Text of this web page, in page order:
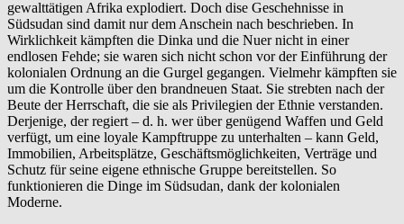
gewalttätigen Afrika explodiert. Doch dise Geschehnisse in
Südsudan sind damit nur dem Anschein nach beschrieben. In
Wirklichkeit kämpften die Dinka und die Nuer nicht in einer
endlosen Fehde; sie waren sich nicht schon vor der Einführung der
kolonialen Ordnung an die Gurgel gegangen. Vielmehr kämpften sie
um die Kontrolle über den brandneuen Staat. Sie strebten nach der
Beute der Herrschaft, die sie als Privilegien der Ethnie verstanden.
Derjenige, der regiert – d. h. wer über genügend Waffen und Geld
verfügt, um eine loyale Kampftruppe zu unterhalten – kann Geld,
Immobilien, Arbeitsplätze, Geschäftsmöglichkeiten, Verträge und
Schutz für seine eigene ethnische Gruppe bereitstellen. So
funktionieren die Dinge im Südsudan, dank der kolonialen
Moderne.